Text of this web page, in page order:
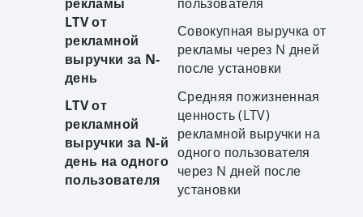
LTV от
рекламной
выручки за N-
день
Совокупная выручка от
рекламы через N дней
после установки
LTV от
рекламной
выручки за N-й
день на одного
пользователя
Средняя пожизненная
ценность (LTV)
рекламной выручки на
одного пользователя
через N дней после
установки